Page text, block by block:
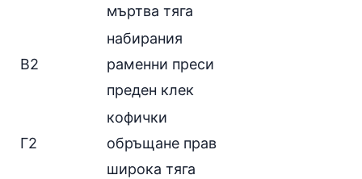
мъртва тяга
В2
набирания
раменни преси
преден клек
Г2
кофички
обръщане прав
широка тяга